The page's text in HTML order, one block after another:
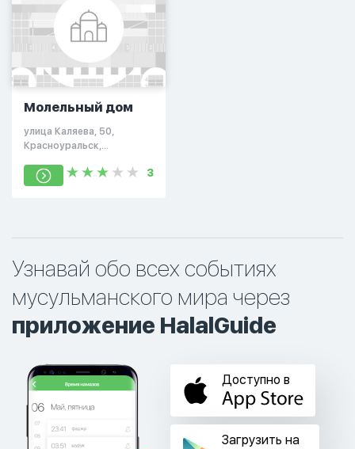
Молельный дом
улица Каляева, 50,
Красноуральск,
Россия, 624330
3
Узнавай обо всех событиях
мусульманского мира через
приложение HalalGuide
Доступно в
Загрузить на